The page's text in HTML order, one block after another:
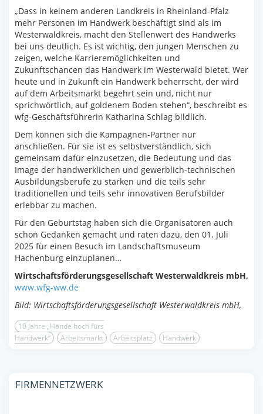
„Dass in keinem anderen Landkreis in Rheinland-Pfalz
mehr Personen im Handwerk beschäftigt sind als im
Westerwaldkreis, macht den Stellenwert des Handwerks
bei uns deutlich. Es ist wichtig, den jungen Menschen zu
zeigen, welche Karrieremöglichkeiten und
Zukunftschancen das Handwerk im Westerwald bietet. Wer
heute und in Zukunft ein Handwerk beherrscht, der wird
auf dem Arbeitsmarkt begehrt sein und, nicht nur
sprichwörtlich, auf goldenem Boden stehen“, beschreibt es
wfg-Geschäftsführerin Katharina Schlag bildlich.
Dem können sich die Kampagnen-Partner nur
anschließen. Für sie ist es selbstverständlich, sich
gemeinsam dafür einzusetzen, die Bedeutung und das
Image der handwerklichen und gewerblich-technischen
Ausbildungsberufe zu stärken und die teils sehr
traditionellen und teils sehr innovativen Berufsbilder
erlebbar zu machen.
Für den Geburtstag haben sich die Organisatoren auch
schon Gedanken gemacht und raten dazu, den 01. Juli
2025 für einen Besuch im Landschaftsmuseum
Hachenburg einzuplanen…
Wirtschaftsförderungsgesellschaft Westerwaldkreis mbH,
www.wfg-ww.de
Bild: Wirtschaftsförderungsgesellschaft Westerwaldkreis mbH,
10 Jahre „Hände hoch fürs
Handwerk“
Arbeitsmarkt Arbeitsplatz Handwerk
FIRMENNETZWERK